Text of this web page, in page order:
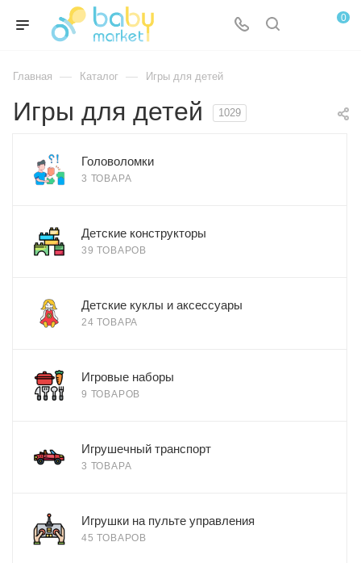
0
Главная — Каталог — Игры для детей
Игры для детей 1029
Головоломки
3 ТОВАРА
Детские конструкторы
39 ТОВАРОВ
Детские куклы и аксессуары
24 ТОВАРА
Игровые наборы
9 ТОВАРОВ
Игрушечный транспорт
3 ТОВАРА
Игрушки на пульте управления
45 ТОВАРОВ